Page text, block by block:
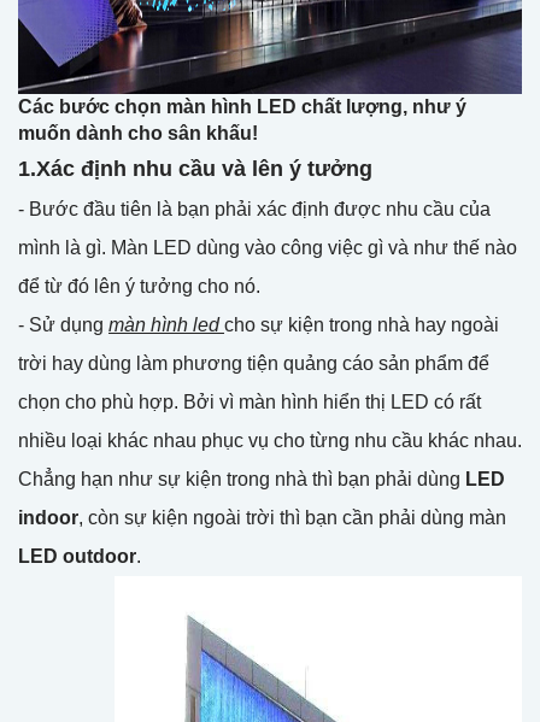
Các bước chọn màn hình LED chất lượng, như ý
muốn dành cho sân khấu!
1.Xác định nhu cầu và lên ý tưởng
- Bước đầu tiên là bạn phải xác định được nhu cầu của
mình là gì. Màn LED dùng vào công việc gì và như thế nào
để từ đó lên ý tưởng cho nó.
- Sử dụng màn hình ledcho sự kiện trong nhà hay ngoài
trời hay dùng làm phương tiện quảng cáo sản phẩm để
chọn cho phù hợp. Bởi vì màn hình hiển thị LED có rất
nhiều loại khác nhau phục vụ cho từng nhu cầu khác nhau.
Chẳng hạn như sự kiện trong nhà thì bạn phải dùng LED
indoor, còn sự kiện ngoài trời thì bạn cần phải dùng màn
LED outdoor.